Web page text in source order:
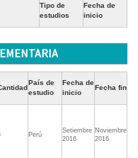
Tipo de
estudios
Fecha de
inicio
País de
estudio
Fecha de
inicio
Fecha fin
Perú
Setiembre
2016
Noviembre
2016